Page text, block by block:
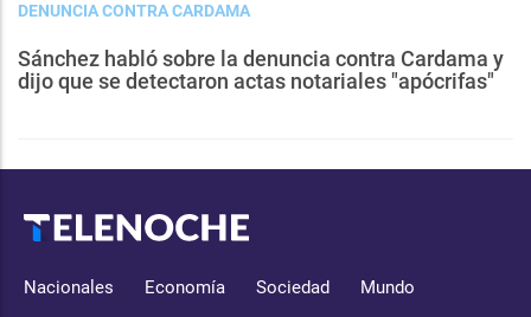
DENUNCIA CONTRA CARDAMA
Sánchez habló sobre la denuncia contra Cardama y
dijo que se detectaron actas notariales "apócrifas"
Nacionales Economía Sociedad Mundo